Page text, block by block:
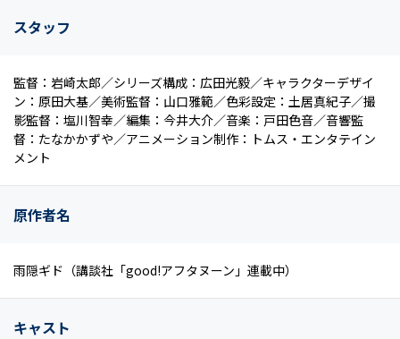
スタッフ
監督：岩崎太郎／シリーズ構成：広田光毅／キャラクターデザイ
ン：原田大基／美術監督：山口雅範／色彩設定：土居真紀子／撮
影監督：塩川智幸／編集：今井大介／音楽：戸田色音／音響監
督：たなかかずや／アニメーション制作：トムス・エンタテイン
メント
原作者名
雨隠ギド（講談社「good!アフタヌーン」連載中）
キャスト